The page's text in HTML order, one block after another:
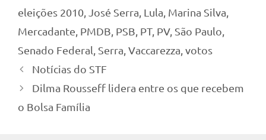
eleições 2010
José Serra Lula Marina Silva
Mercadante PMDB PSB PT, PV, São Paulo
Senado Federal Serra Vaccarezza votos
Notícias do STF
Dilma Rousseff lidera entre os que recebem
o Bolsa Família